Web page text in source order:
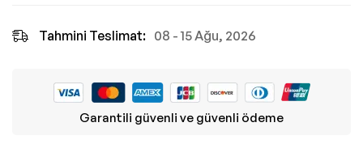
Tahmini Teslimat: 08 - 15 Ağu, 2026
Garantili güvenli ve güvenli ödeme